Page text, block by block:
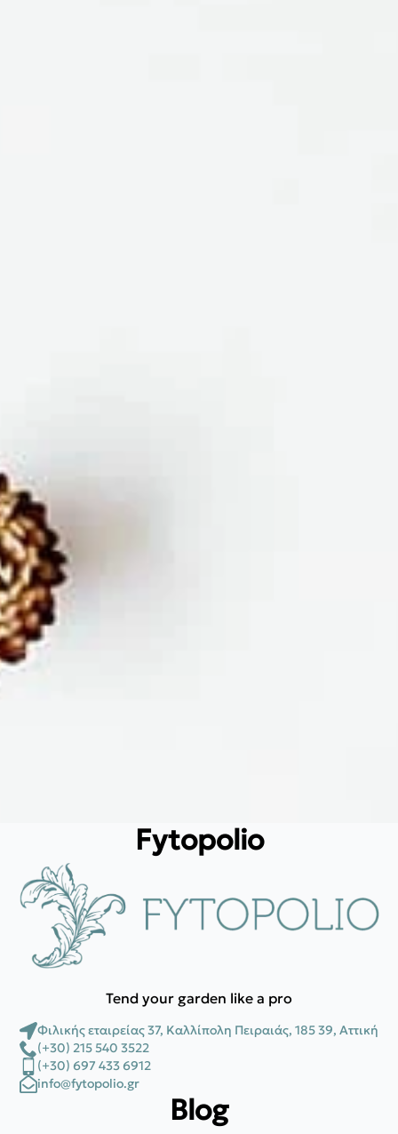
Fytopolio
Tend your garden like a pro
Φιλικής εταιρείας 37, Καλλίπολη Πειραιάς, 185 39, Αττική
(+30) 215 540 3522
(+30) 697 433 6912
info@fytopolio.gr
Blog